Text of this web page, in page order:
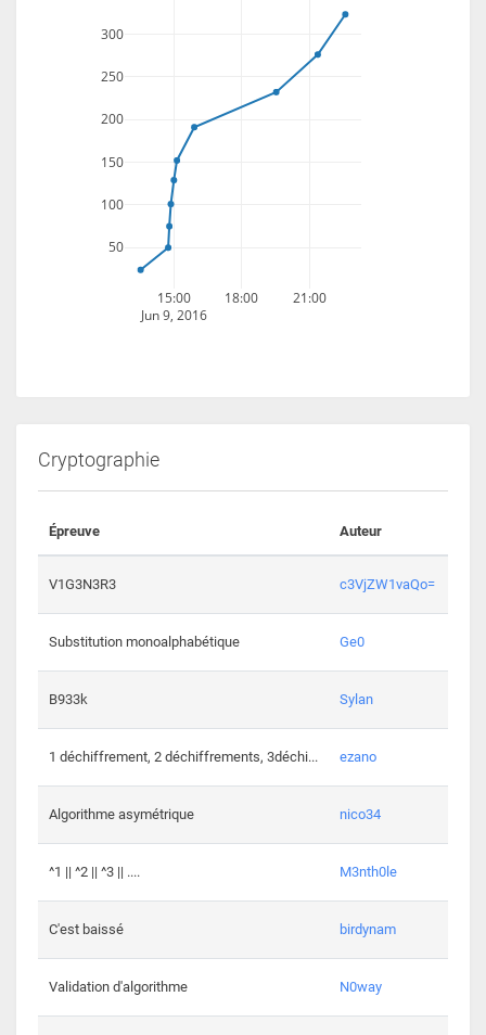
15:00
Jun 9, 2016
18:00 21:00
50
100
150
200
250
300
Cryptographie
Épreuve Auteur
V1G3N3R3 c3VjZW1vaQo=
Substitution monoalphabétique Ge0
B933k Sylan
1 déchiffrement, 2 déchiffrements, 3déchi... ezano
Algorithme asymétrique nico34
^1 || ^2 || ^3 || .... M3nth0le
C'est baissé birdynam
Validation d'algorithme N0way